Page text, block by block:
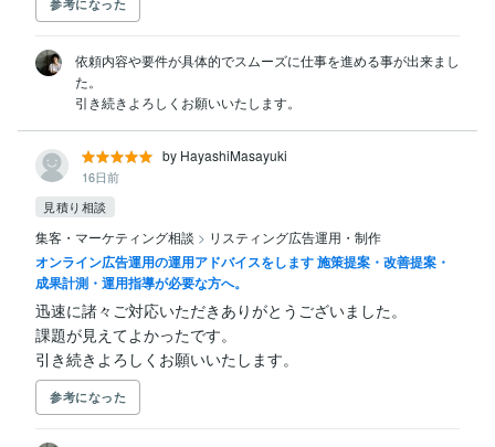
参考になった
依頼内容や要件が具体的でスムーズに仕事を進める事が出来まし
た。
引き続きよろしくお願いいたします。
by HayashiMasayuki
16日前
見積り相談
集客・マーケティング相談 > リスティング広告運用・制作
オンライン広告運用の運用アドバイスをします 施策提案・改善提案・
成果計測・運用指導が必要な方へ。
迅速に諸々ご対応いただきありがとうございました。
課題が見えてよかったです。
引き続きよろしくお願いいたします。
参考になった